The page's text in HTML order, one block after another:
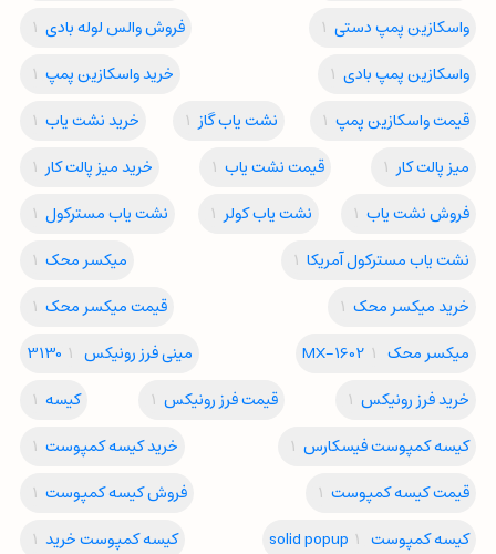
واسکازین پمپ دستی 1 فروش والس لوله بادی 1
واسکازین پمپ بادی 1 خرید واسکازین پمپ 1
قیمت واسکازین پمپ 1 نشت یاب گاز 1 خرید نشت یاب 1
میز پالت کار 1 قیمت نشت یاب 1 خرید میز پالت کار 1
فروش نشت یاب 1 نشت یاب کولر 1 نشت یاب مسترکول 1
نشت یاب مسترکول آمریکا 1 میکسر محک 1
خرید میکسر محک 1 قیمت میکسر محک 1
میکسر محک MX-1602 1 مینی فرز رونیکس 3130 1
خرید فرز رونیکس 1 قیمت فرز رونیکس 1 کیسه 1
کیسه کمپوست فیسکارس 1 خرید کیسه کمپوست 1
قیمت کیسه کمپوست 1 فروش کیسه کمپوست 1
کیسه کمپوست solid popup 1 کیسه کمپوست خرید 1